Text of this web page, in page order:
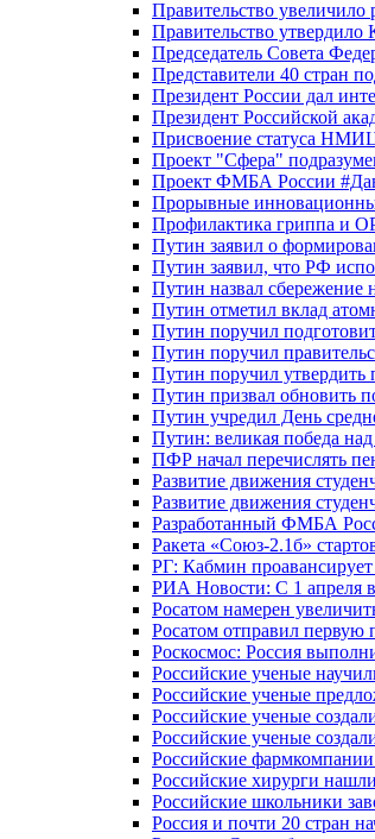
Правительство
Правительство утвердило
Председатель Совета
Представители 40 стран
Президент России дал
Президент Российской
Присвоение статуса
Проект "Сфера"
Проект ФМБА России
Прорывные
Профилактика гриппа и
Путин заявил о
Путин заявил, что РФ
Путин назвал сбережение
Путин отметил вклад
Путин поручил
Путин поручил
Путин поручил
Путин призвал обновить
Путин учредил День
Путин: великая победа
ПФР начал перечислять
Развитие движения
Развитие движения
Разработанный ФМБА
Ракета «Союз-2.1б»
РГ: Кабмин
РИА Новости: С 1 апреля
Росатом намерен
Росатом отправил первую
Роскосмос: Россия
Российские ученые
Российские ученые
Российские ученые
Российские ученые
Российские фармкомпании
Российские хирурги
Российские школьники
Россия и почти 20 стран